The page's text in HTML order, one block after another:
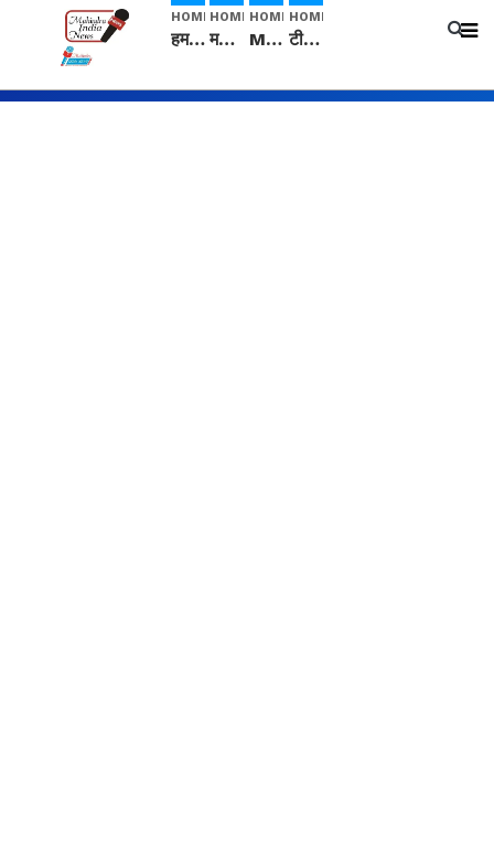
HOME
हम सनातनी..." सांसद kangana Ranaut से क्या बोली लड़की? Viral Jantar-Mantar | CJP protest
HOME
मनीषा हत्याकांड: हत्या, आत्महत्या या कोई बड़ा राज? | Full Story | Josh Haryana
HOME
Mangalsutra: हिंदू धर्म में शादी के बाद मंगलसूत्र क्यों पहनती है महिलाएं, किसने शुरु की ये परंपरा
HOME
टीम बीकेई ने एग्रीकल्चर ग्रेड की यूरिया खाद गट्टों में बदलकर टेक्निकल ग्रेड में बेचने वालों पर करवाई कार्रवाई: लखविंदर सिंह औलख